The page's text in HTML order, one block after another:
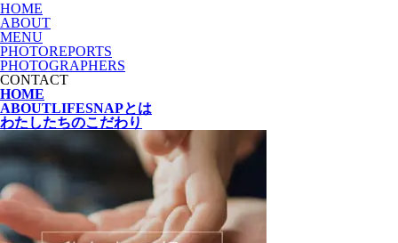
HOME
ABOUT
MENU
PHOTOREPORTS
PHOTOGRAPHERS
CONTACT
HOME
ABOUTLIFESNAPとは
わたしたちのこだわり